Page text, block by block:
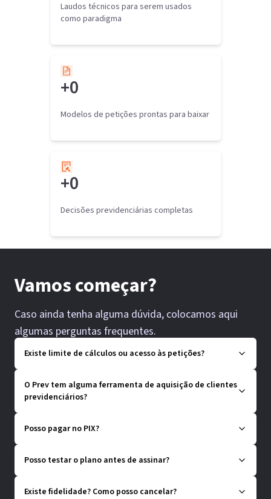
Laudos técnicos para serem usados
como paradigma
+0
Modelos de petições prontas para baixar
+0
Decisões previdenciárias completas
Vamos começar?
Caso ainda tenha alguma dúvida, colocamos aqui
algumas perguntas frequentes.
Existe limite de cálculos ou acesso às petições?
O Prev tem alguma ferramenta de aquisição de clientes
previdenciários?
Posso pagar no PIX?
Posso testar o plano antes de assinar?
Existe fidelidade? Como posso cancelar?